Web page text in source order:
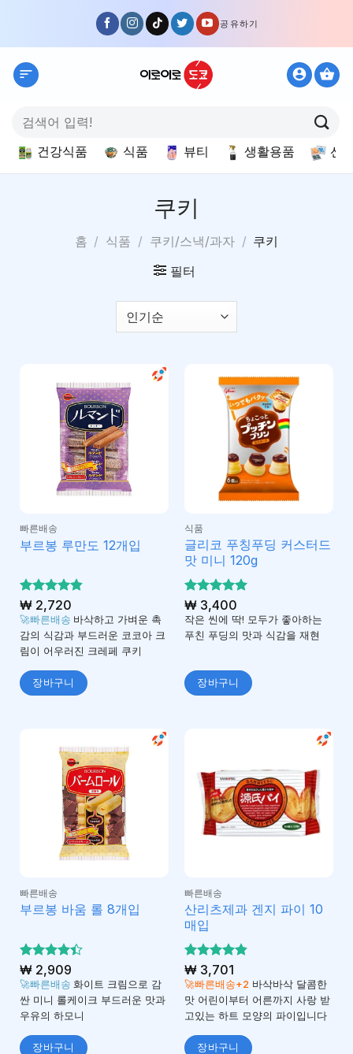
content
공유하기
색:
건강식품 식품 뷰티 생활용품 선
쿠키
홈 / 식품 / 쿠키/스낵/과자 / 쿠키
필터
빠른배송
부르봉 루만도 12개입
5 중에서
4.8로 평
가됨
₩2,720
🚀빠른배송 바삭하고 가벼운 촉
감의 식감과 부드러운 코코아 크
림이 어우러진 크레페 쿠키
장바구니
식품
글리코 푸칭푸딩 커스터드
맛 미니 120g
5 중에서
4.93로 평
가됨
₩3,400
작은 씬에 딱! 모두가 좋아하는
푸친 푸딩의 맛과 식감을 재현
장바구니
빠른배송
부르봉 바움 롤 8개입
5 중에서
4.4로 평
가됨
₩2,909
🚀빠른배송 화이트 크림으로 감
싼 미니 롤케이크 부드러운 맛과
우유의 하모니
장바구니
빠른배송
산리츠제과 겐지 파이 10
매입
5 중에서
4.86로 평
가됨
₩3,701
🚀빠른배송+2 바삭바삭 달콤한
맛 어린이부터 어른까지 사랑 받
고있는 하트 모양의 파이입니다
장바구니